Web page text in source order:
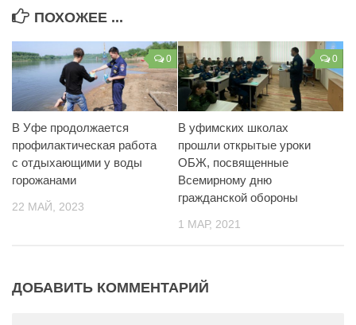
ПОХОЖЕЕ ...
0
В Уфе продолжается
профилактическая работа
с отдыхающими у воды
горожанами
22 МАЙ, 2023
0
В уфимских школах
прошли открытые уроки
ОБЖ, посвященные
Всемирному дню
гражданской обороны
1 МАР, 2021
ДОБАВИТЬ КОММЕНТАРИЙ